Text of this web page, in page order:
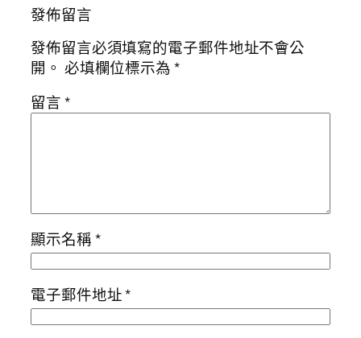
發佈留言
發佈留言必須填寫的電子郵件地址不會公
開。 必填欄位標示為*
留言*
顯示名稱*
電子郵件地址*